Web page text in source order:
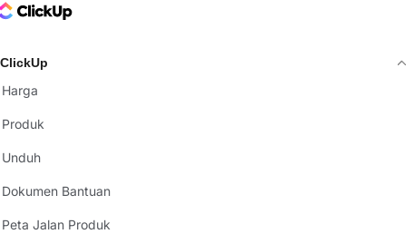
Logo
ClickUp
Harga
Produk
Unduh
Dokumen Bantuan
Peta Jalan Produk